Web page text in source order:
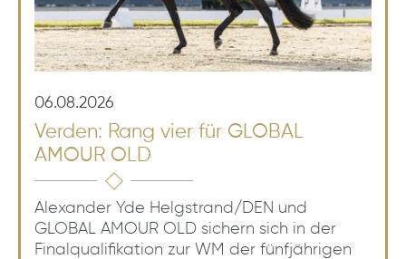
06.08.2026
Verden: Rang vier für GLOBAL
AMOUR OLD
Alexander Yde Helgstrand/DEN und
GLOBAL AMOUR OLD sichern sich in der
Finalqualifikation zur WM der fünfjährigen